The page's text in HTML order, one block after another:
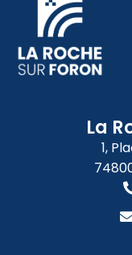
La
1,